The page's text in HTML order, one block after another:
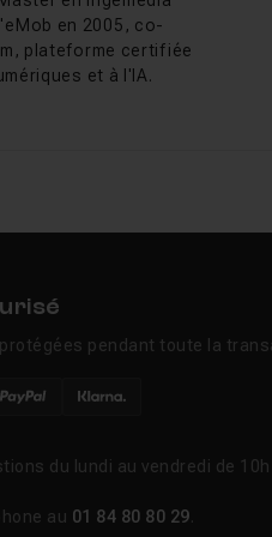
de Camera Raw, le
complet menant à
sans
en charge
« Neige »
pour
a suivi les
de son
en 2005, co-
plateforme certifiée
et à l'IA.
pendant toute la
du lundi au vendredi de
au 01 84 80 80 29